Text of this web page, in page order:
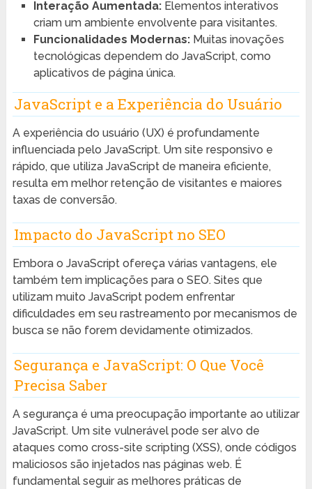
Interação Aumentada:Elementos interativos
criam um ambiente envolvente para visitantes.
Funcionalidades Modernas:Muitas inovações
tecnológicas dependem do JavaScript, como
aplicativos de página única.
JavaScript e a Experiência do Usuário
A experiência do usuário (UX) é profundamente
influenciada pelo JavaScript. Um site responsivo e
rápido, que utiliza JavaScript de maneira eficiente,
resulta em melhor retenção de visitantes e maiores
taxas de conversão.
Impacto do JavaScript no SEO
Embora o JavaScript ofereça várias vantagens, ele
também tem implicações para o SEO. Sites que
utilizam muito JavaScript podem enfrentar
dificuldades em seu rastreamento por mecanismos de
busca se não forem devidamente otimizados.
Segurança e JavaScript: O Que Você
Precisa Saber
A segurança é uma preocupação importante ao utilizar
JavaScript. Um site vulnerável pode ser alvo de
ataques como cross-site scripting (XSS), onde códigos
maliciosos são injetados nas páginas web. É
fundamental seguir as melhores práticas de